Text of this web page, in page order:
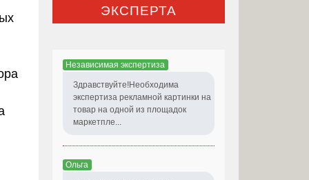
ЭКСПЕРТА
Независимая экспертиза
Здравствуйте!Необходима
экспертиза рекламной картинки на
товар на одной из площадок
маркетпле...
Ольга